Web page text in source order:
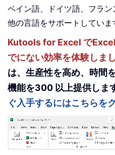
ペイン語、ドイツ語、フラ
他の言語をサポートしていま
Kutools for Excel で
でにない効率を体験しまし
は、生産性を高め、時間
機能を300 以上提供しま
ぐ入手するにはこちらを